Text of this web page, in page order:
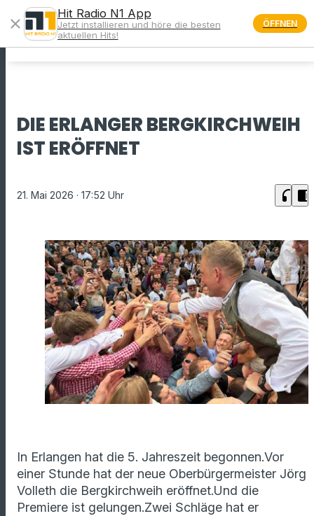
menu
DIE ERLANGER BERGKIRCHWEIH
IST ERÖFFNET
21. Mai 2026 · 17:52 Uhr headphones chrome_reader_mode
In Erlangen hat die 5. Jahreszeit begonnen.Vor
einer Stunde hat der neue Oberbürgermeister Jörg
Volleth die Bergkirchweih eröffnet.Und die
Premiere ist gelungen.Zwei Schläge hat er
close
Hit Radio N1 App
Jetzt installieren und höre die besten
aktuellen Hits!
ÖFFNEN